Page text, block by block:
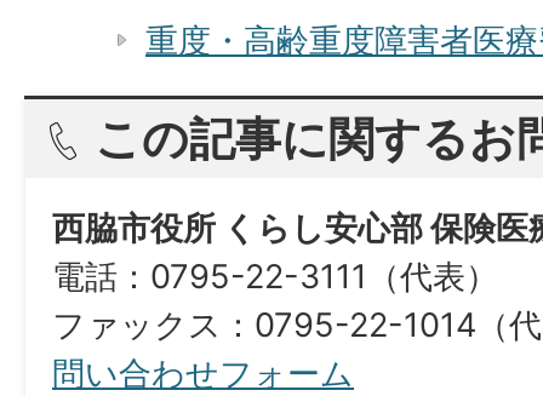
重度・高齢重度障害者医
この記事に関するお
西脇市役所 くらし安心部 保険医
電話：0795-22-3111（代表）
ファックス：0795-22-1014（
問い合わせフォーム